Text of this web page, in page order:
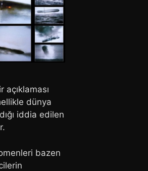
açıklaması
dünya
iddia edilen
bazen